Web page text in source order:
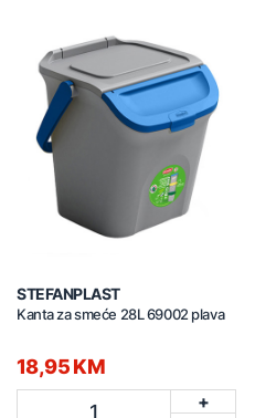
STEFANPLAST
Kanta za smeće 28L 69002 plava
18,95 KM
1
+